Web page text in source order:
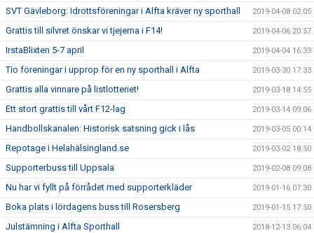
SVT Gävleborg: Idrottsföreningar i Alfta kräver ny sporthall 2019-04-08 02:05
Grattis till silvret önskar vi tjejerna i F14! 2019-04-06 20:57
IrstaBlixten 5-7 april 2019-04-04 16:33
Tio föreningar i upprop för en ny sporthall i Alfta 2019-03-30 17:33
Grattis alla vinnare på listlotteriet! 2019-03-18 14:55
Ett stort grattis till vårt F12-lag 2019-03-14 09:06
Handbollskanalen: Historisk satsning gick i lås 2019-03-05 00:14
Repotage i Helahälsingland.se 2019-03-02 18:50
Supporterbuss till Uppsala 2019-02-08 09:08
Nu har vi fyllt på förrådet med supporterkläder 2019-01-16 07:30
Boka plats i lördagens buss till Rosersberg 2019-01-15 17:50
Julstämning i Alfta Sporthall 2018-12-13 06:04